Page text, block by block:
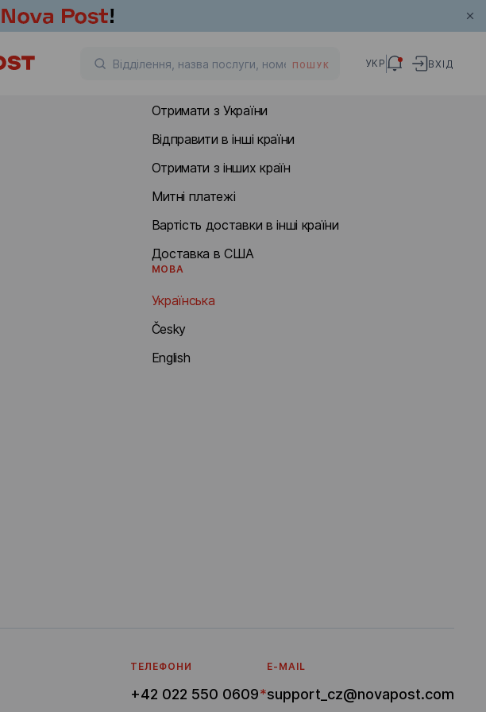
ПОШУК УКР ВХІД
Отримати з України
Відправити в інші країни
Отримати з інших країн
Митні платежі
Вартість доставки в інші країни
Доставка в США
МОВА
Українська
Česky
English
ТЕЛЕФОНИ
+42 022 550 0609*
E-MAIL
support_cz@novapost.com